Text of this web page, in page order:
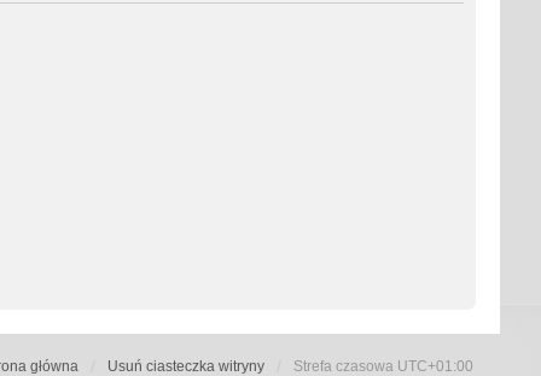
główna Usuń ciasteczka witryny Strefa czasowa UTC+01:00